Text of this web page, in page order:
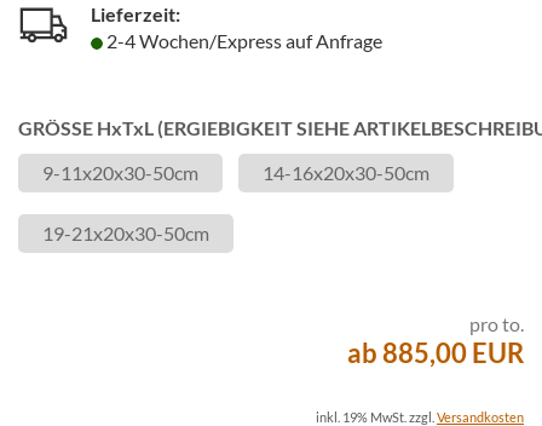
Lieferzeit:
2-4 Wochen/Express auf Anfrage
GRÖSSE HxTxL (ERGIEBIGKEIT SIEHE
9-11x20x30-50cm
14-16x20x30-50cm
19-21x20x30-50cm
pro to.
ab 885,00 EUR
inkl. 19% MwSt. zzgl. Versandkosten